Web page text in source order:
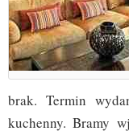
brak. Termin
kuchenny. Bramy